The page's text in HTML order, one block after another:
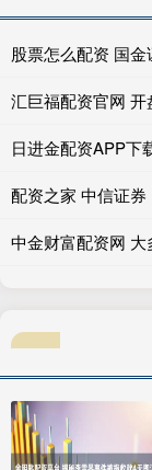
汇巨福配资官网
配资之家 中信证
中金财富配资网 大